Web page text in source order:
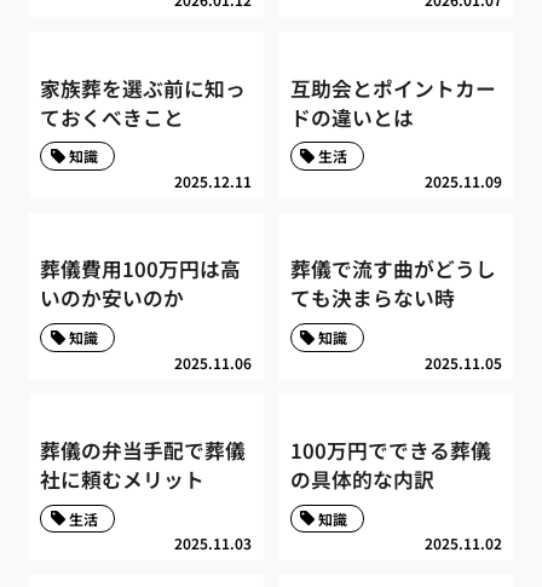
家族葬を選ぶ前に知っ
ておくべきこと
2025.12.11
知識
互助会とポイントカー
ドの違いとは
2025.11.09
生活
葬儀費用100万円は高
いのか安いのか
2025.11.06
知識
葬儀で流す曲がどうし
ても決まらない時
2025.11.05
知識
葬儀の弁当手配で葬儀
社に頼むメリット
2025.11.03
生活
100万円でできる葬儀
の具体的な内訳
2025.11.02
知識